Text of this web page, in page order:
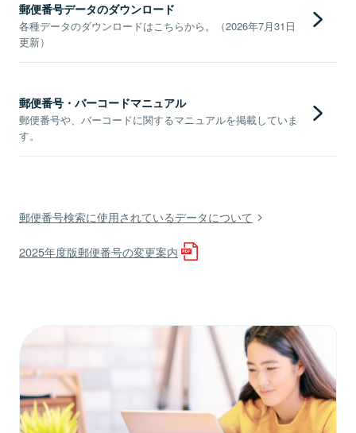
郵便番号データのダウンロード
各種データのダウンロードはこちらから。（2026年7月31日
更新）
郵便番号・バーコードマニュアル
郵便番号や、バーコードに関するマニュアルを掲載していま
す。
郵便番号検索に使用されているデータについて
2025年度版郵便番号の変更案内